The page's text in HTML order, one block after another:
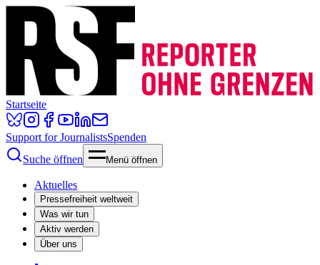
Startseite
Support for JournalistsSpenden
Suche öffnen
Menü öffnen
Aktuelles
Pressefreiheit weltweit
Was wir tun
Aktiv werden
Über uns